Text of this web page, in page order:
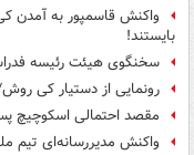
واکنش قاسمپور به آمدن
بایستند!
سخنگوی هیئت رئیسه
رونمایی از دستیار کی
مقصد احتمالی اسکوچیچ
واکنش مدیررسانه‌ای تیم